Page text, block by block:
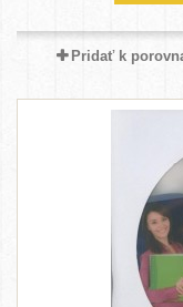
Pridať k